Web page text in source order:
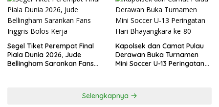
Segel Tiket Perempat Final
Piala Dunia 2026, Jude
Bellingham Sarankan Fans
Kapolsek dan Camat Pulau
Derawan Buka Turnamen
Mini Soccer U-13 Peringatan
Selengkapnya